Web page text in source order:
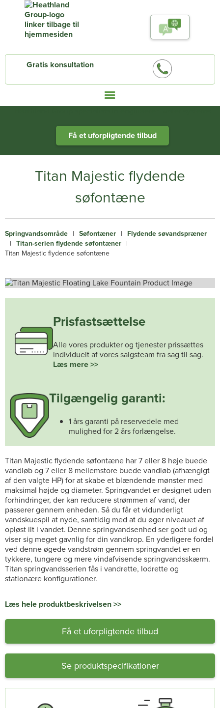
Gratis konsultation
Få et uforpligtende tilbud
Titan Majestic flydende
søfontæne
Springvandsområde | Søfontæner | Flydende søvandspræner
| Titan-serien flydende søfontæner |
Titan Majestic flydende søfontæne
Prisfastsættelse
Alle vores produkter og tjenester prissættes
individuelt af vores salgsteam fra sag til sag.
Læs mere >>
Tilgængelig garanti:
1 års garanti på reservedele med
mulighed for 2 års forlængelse.
Titan Majestic flydende søfontæne har 7 eller 8 høje buede
vandløb og 7 eller 8 mellemstore buede vandløb (afhængigt
af den valgte HP) for at skabe et blændende mønster med
maksimal højde og diameter. Springvandet er designet uden
forhindringer, der kan reducere strømmen af vand, der
passerer gennem enheden. Så du får et vidunderligt
vandskuespil at nyde, samtidig med at du øger niveauet af
opløst ilt i vandet. Denne springvandsenhed ser godt ud og
viser sig meget gavnlig for din vandkrop. En yderligere fordel
ved denne øgede vandstrøm gennem springvandet er en
tykkere, tungere og mere vindafvisende springvandsskærm.
Titan springvandsserien fås i vandrette, lodrette og
stationære konfigurationer.
Læs hele produktbeskrivelsen >>
Få et uforpligtende tilbud
Se produktspecifikationer